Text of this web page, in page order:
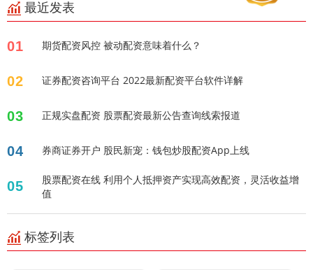
最近发表
01 期货配资风控 被动配资意味着什么？
02 证券配资咨询平台 2022最新配资平台软件详解
03 正规实盘配资 股票配资最新公告查询线索报道
04 券商证券开户 股民新宠：钱包炒股配资App上线
05
股票配资在线 利用个人抵押资产实现高效配资，灵活收益增
值
标签列表